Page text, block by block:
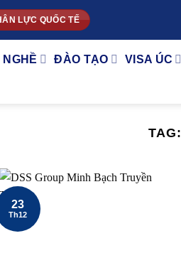
LỰC QUỐC TẾ
NGHỀ ĐÀO TẠO VISA ÚC
TAG:
23
Th12